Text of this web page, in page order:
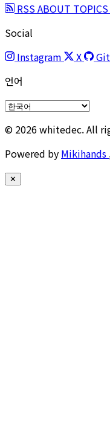
RSSABOUT TOPICS
Social
Instagram
X
언어
© 2026 whitedec. All
Powered by Mikihands
✕